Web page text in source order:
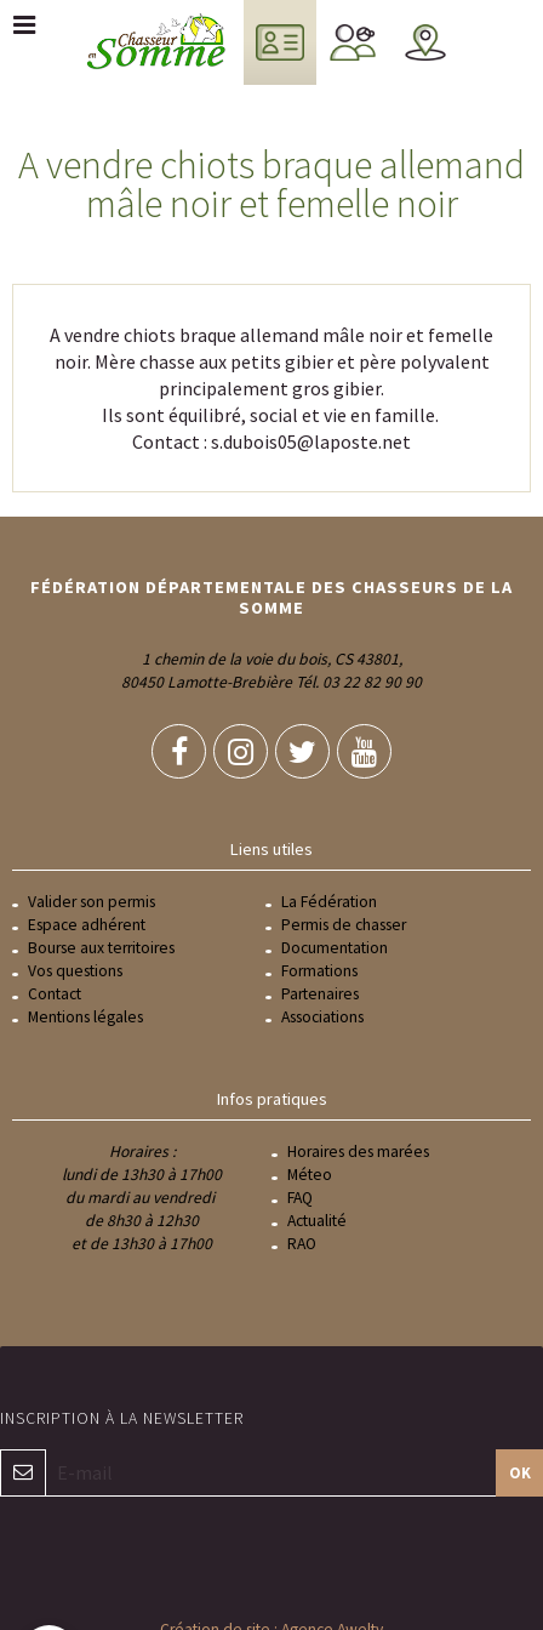
A vendre chiots braque allemand
mâle noir et femelle noir
A vendre chiots braque allemand mâle noir et femelle
noir. Mère chasse aux petits gibier et père polyvalent
principalement gros gibier.
Ils sont équilibré, social et vie en famille.
Contact : s.dubois05@laposte.net
FÉDÉRATION DÉPARTEMENTALE DES CHASSEURS DE LA
SOMME
1 chemin de la voie du bois, CS 43801,
80450 Lamotte-Brebière Tél. 03 22 82 90 90
Liens utiles
Valider son permis
Espace adhérent
Bourse aux territoires
Vos questions
Contact
Mentions légales
La Fédération
Permis de chasser
Documentation
Formations
Partenaires
Associations
Infos pratiques
Horaires :
lundi de 13h30 à 17h00
du mardi au vendredi
de 8h30 à 12h30
et de 13h30 à 17h00
Horaires des marées
Méteo
FAQ
Actualité
RAO
OK